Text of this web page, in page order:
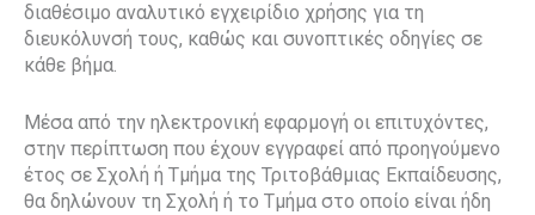
διαθέσιμο αναλυτικό εγχειρίδιο χρήσης για τη
διευκόλυνσή τους, καθώς και συνοπτικές οδηγίες σε
κάθε βήμα.
Μέσα από την ηλεκτρονική εφαρμογή οι επιτυχόντες,
στην περίπτωση που έχουν εγγραφεί από προηγούμενο
έτος σε Σχολή ή Τμήμα της Τριτοβάθμιας Εκπαίδευσης,
θα δηλώνουν τη Σχολή ή το Τμήμα στο οποίο είναι ήδη